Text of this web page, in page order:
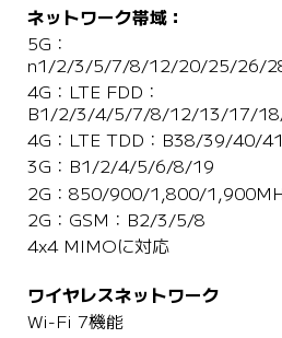
ネットワーク帯域：
5G：
n1/2/3/5/7/8/12/20/25/26/
4G：LTE FDD：
B1/2/3/4/5/7/8/12/13/17/
4G：LTE TDD：B38/39/40/
3G：B1/2/4/5/6/8/19
2G：850/900/1,800/
2G：GSM：B2/3/5/8
4x4 MIMOに対応
ワイヤレスネットワーク
Wi-Fi 7機能